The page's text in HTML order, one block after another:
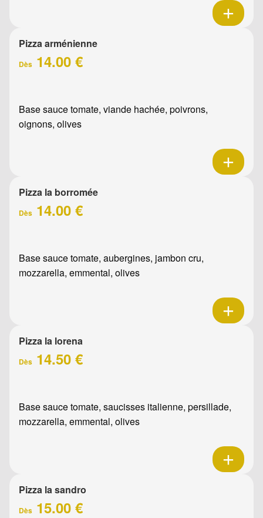
Pizza arménienne
Dès 14.00 €
Base sauce tomate, viande hachée, poivrons,
oignons, olives
Pizza la borromée
Dès 14.00 €
Base sauce tomate, aubergines, jambon cru,
mozzarella, emmental, olives
Pizza la lorena
Dès 14.50 €
Base sauce tomate, saucisses italienne, persillade,
mozzarella, emmental, olives
Pizza la sandro
Dès 15.00 €